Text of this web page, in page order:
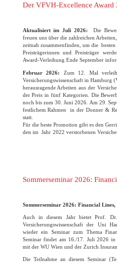
Der VFVH-Excellence Award
Aktualisiert im Juli 2026:
Die
freuen uns über die zahlreichen
zeitnah zusammenfinden, um die
Preisträgerinnen und Preisträger
Award-Verleihung Ende September
Februar 2026: Zum 12. Mal
Versicherungswissenschaft in Hamburg
herausragende Arbeiten aus der
der Preis in fünf Kategorien. Die
noch bis zum 30. Juni 2026. Am 29.
festlichem Rahmen in der Donner &
statt.
Für die beste Promotion gibt es den
den im Jahr 2022 verstorbenen
Hamburg. Der Verein freut sich
Sommerseminar 2026:
Sommerseminar 2026: Financial
Auch in diesem Jahr bietet Prof.
Versicherungswissenschaft der Uni
wieder ein Seminar zum Thema
Seminar findet am 16./17. Juli 2026 in
mit der WU Wien und der Zurich
Die Teilnahme an diesem Seminar